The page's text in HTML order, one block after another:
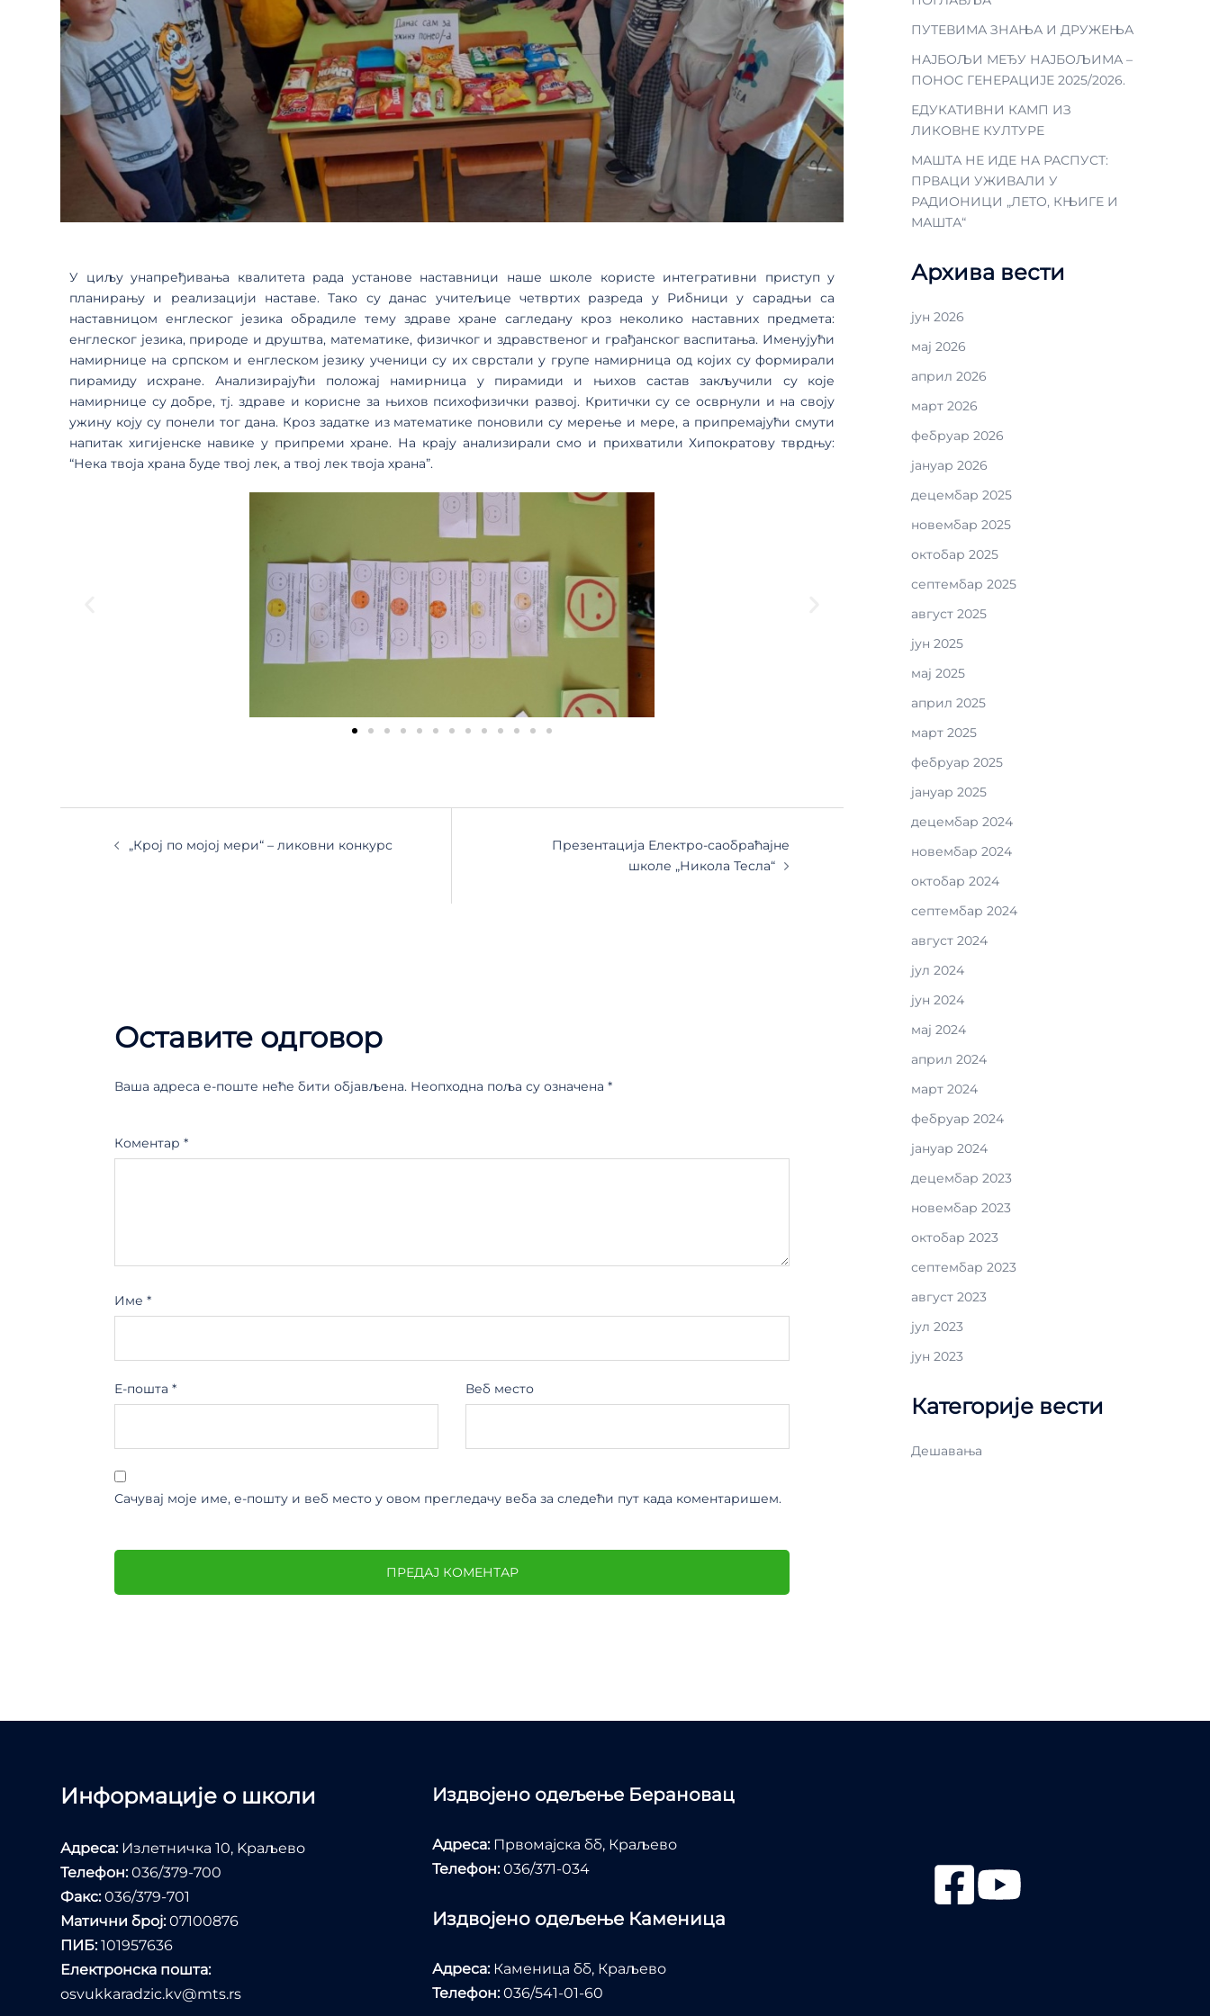
У циљу унапређивања квалитета рада установе наставници наше школе користе интегративни приступ у
планирању и реализацији наставе. Тако су данас учитељице четвртих разреда у Рибници у сарадњи са
наставницом енглеског језика обрадиле тему здраве хране сагледану кроз неколико наставних предмета:
енглеског језика, природе и друштва, математике, физичког и здравственог и грађанског васпитања. Именујући
намирнице на српском и енглеском језику ученици су их сврстали у групе намирница од којих су формирали
пирамиду исхране. Анализирајући положај намирница у пирамиди и њихов састав закључили су које
намирнице су добре, тј. здраве и корисне за њихов психофизички развој. Критички су се осврнули и на своју
ужину коју су понели тог дана. Кроз задатке из математике поновили су мерење и мере, а припремајући смути
напитак хигијенске навике у припреми хране. На крају анализирали смо и прихватили Хипократову тврдњу:
“Нека твоја храна буде твој лек, а твој лек твоја храна”.
„Крој по мојој мери“ – ликовни конкурс
Презентација Електро-саобраћајне
школе „Никола Тесла“
Оставите одговор
Ваша адреса е-поште неће бити објављена. Неопходна поља су означена *
Коментар *
Име *
Е-пошта * Веб место
Сачувај моје име, е-пошту и веб место у овом прегледачу веба за следећи пут када коментаришем.
ПУТЕВИМА ЗНАЊА И ДРУЖЕЊА
НАЈБОЉИ МЕЂУ НАЈБОЉИМА –
ПОНОС ГЕНЕРАЦИЈЕ 2025/2026.
ЕДУКАТИВНИ КАМП ИЗ
ЛИКОВНЕ КУЛТУРЕ
МАШТА НЕ ИДЕ НА РАСПУСТ:
ПРВАЦИ УЖИВАЛИ У
РАДИОНИЦИ „ЛЕТО, КЊИГЕ И
МАШТА“
Архива вести
јун 2026
мај 2026
април 2026
март 2026
фебруар 2026
јануар 2026
децембар 2025
новембар 2025
октобар 2025
септембар 2025
август 2025
јун 2025
мај 2025
април 2025
март 2025
фебруар 2025
јануар 2025
децембар 2024
новембар 2024
октобар 2024
септембар 2024
август 2024
јул 2024
јун 2024
мај 2024
април 2024
март 2024
фебруар 2024
јануар 2024
децембар 2023
новембар 2023
октобар 2023
септембар 2023
август 2023
јул 2023
јун 2023
Категорије вести
Дешавања
Информације о школи
Адреса:Излетничка 10, Kраљево
Телефон:036/379-700
Факс:036/379-701
Матични број:07100876
ПИБ:101957636
Електронска пошта:
osvukkaradzic.kv@mts.rs
Издвојено одељење Берановац
Адреса:Првомајска бб, Краљево
Телефон:036/371-034
Издвојено одељење Каменица
Адреса:Каменица бб, Краљево
Телефон:036/541-01-60